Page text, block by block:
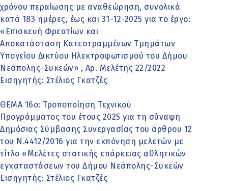
χρόνου περαίωσης με αναθεώρηση, συνολικά
κατά 183 ημέρες, έως και 31-12-2025 για το έργο:
«Επισκευή Φρεατίων και
Αποκατάσταση Κατεστραμμένων Τμημάτων
Υπογείου Δικτύου Ηλεκτροφωτισμού του Δήμου
Νεάπολης-Συκεών» , Αρ. Μελέτης 22/2022
Εισηγητής: Στέλιος Γκατζές
ΘΕΜΑ 16o: Τροποποίηση Τεχνικού
Προγράμματος του έτους 2025 για τη σύναψη
Δημόσιας Σύμβασης Συνεργασίας του άρθρου 12
του Ν.4412/2016 για την εκπόνηση μελετών με
τίτλο «Μελέτες στατικής επάρκειας αθλητικών
εγκαταστάσεων του Δήμου Νεάπολης-Συκεών
Εισηγητής: Στέλιος Γκατζές